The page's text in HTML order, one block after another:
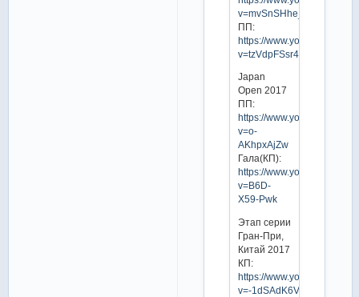
v=mvSnSHhe_y4
ПП:
https://www.youtube.com/
v=tzVdpFSsr4k
Japan
Open 2017
ПП:
https://www.youtube.com/
v=o-
AKhpxAjZw
Гала(КП):
https://www.youtube.com/
v=B6D-
X59-Pwk
Этап серии
Гран-При,
Китай 2017
КП:
https://www.youtube.com/
v=-1dSAdK6Vq8